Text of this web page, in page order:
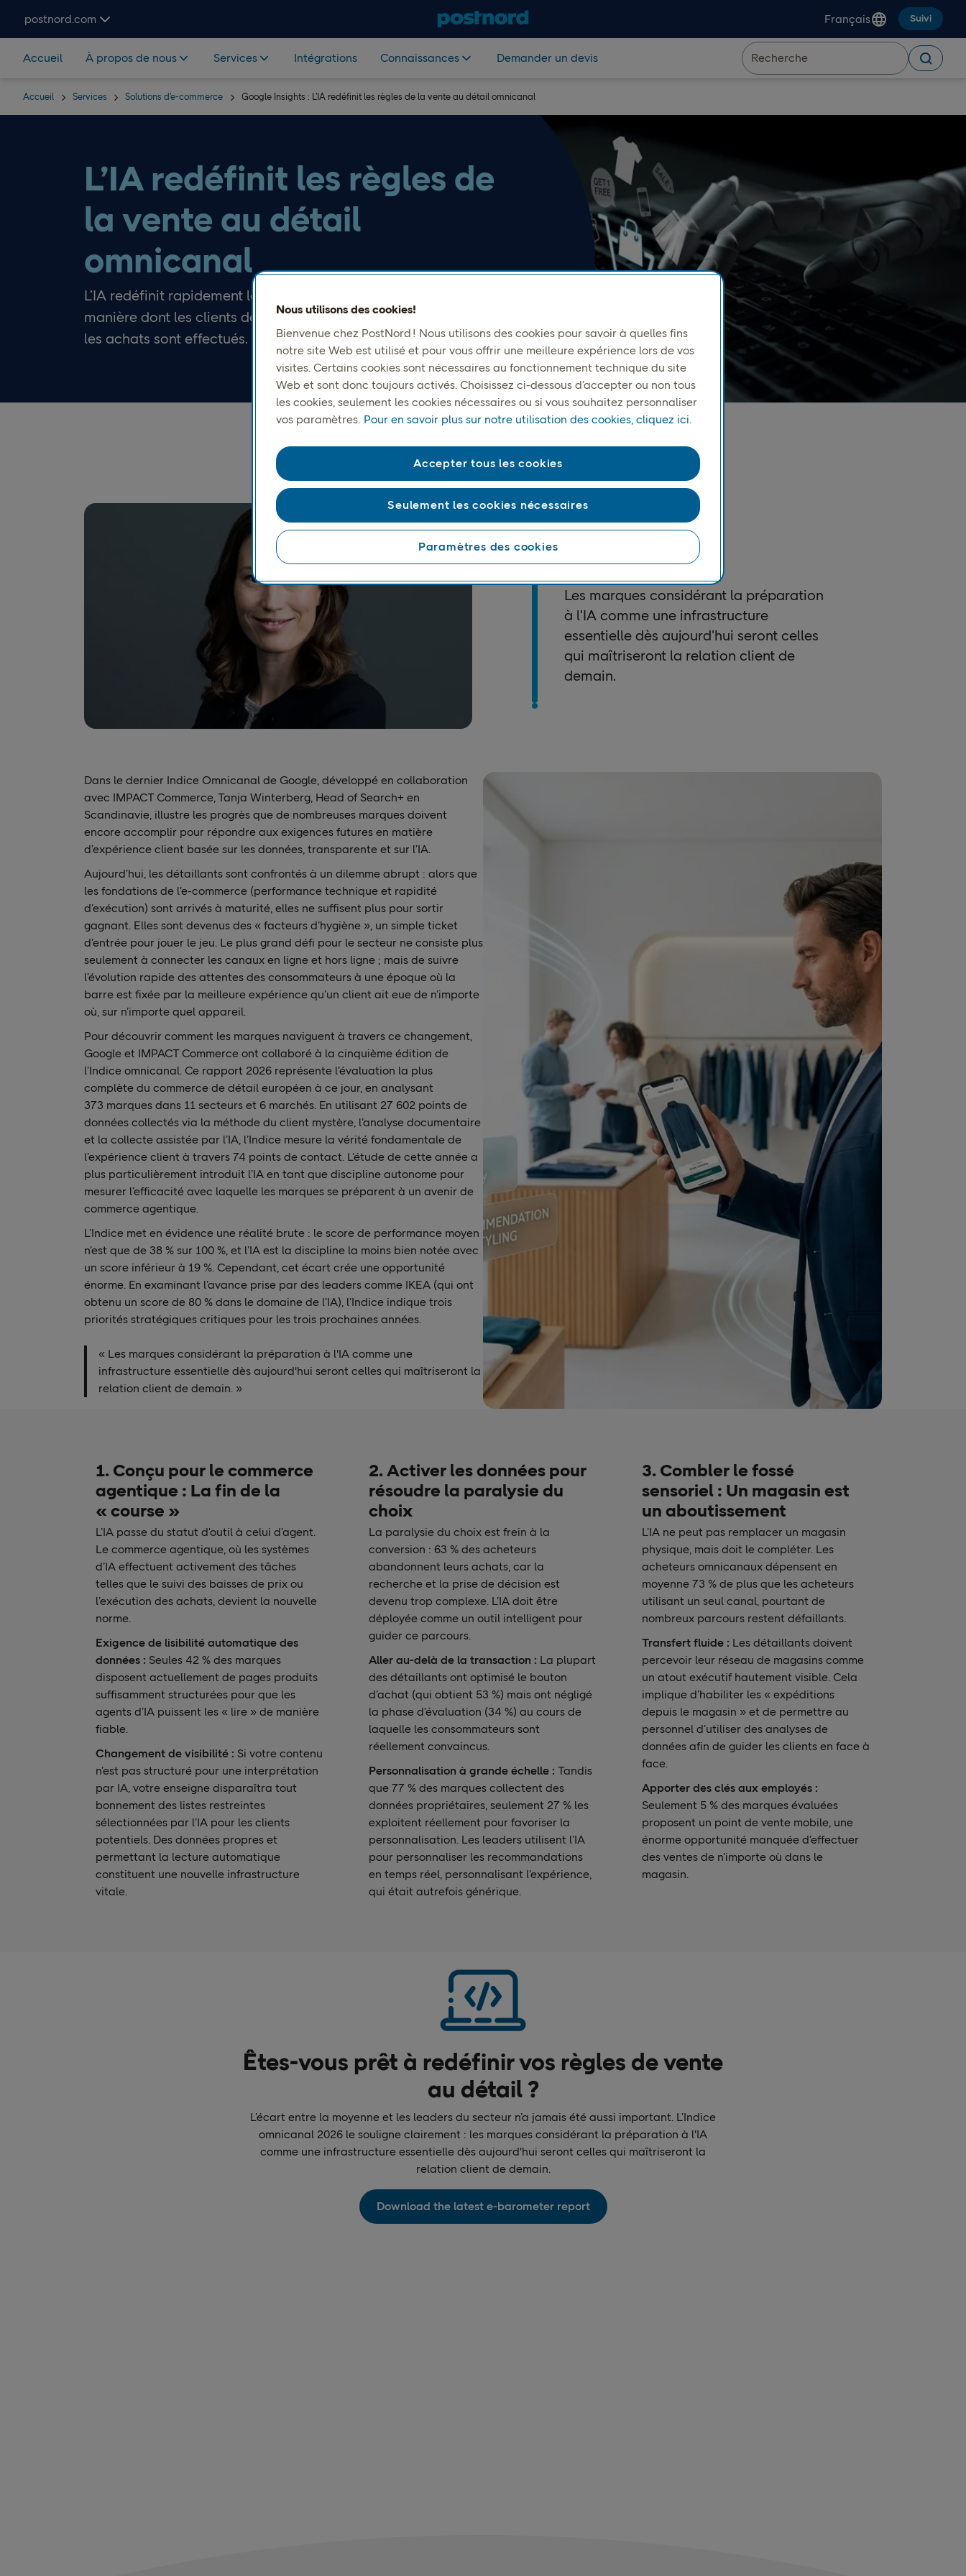
postnord.com
Français Suivi
Accueil À propos de nous Services Intégrations Connaissances Demander un devis
Accueil Services Solutions d’e-commerce Google Insights : L’IA redéfinit les règles de la vente au détail omnicanal
L’IA redéfinit les règles de
la vente au détail
omnicanal
L’IA redéfinit rapidement les règles de la vente au détail, de la
manière dont les clients découvrent les produits à la manière dont
les achats sont effectués.
Google Insights
Les marques considérant la préparation
à l'IA comme une infrastructure
essentielle dès aujourd'hui seront celles
qui maîtriseront la relation client de
demain.
Dans le dernier Indice Omnicanal de Google, développé en collaboration
avec IMPACT Commerce, Tanja Winterberg, Head of Search+ en
Scandinavie, illustre les progrès que de nombreuses marques doivent
encore accomplir pour répondre aux exigences futures en matière
d’expérience client basée sur les données, transparente et sur l’IA.
Aujourd’hui, les détaillants sont confrontés à un dilemme abrupt : alors que
les fondations de l’e-commerce (performance technique et rapidité
d’exécution) sont arrivés à maturité, elles ne suffisent plus pour sortir
gagnant. Elles sont devenus des « facteurs d’hygiène », un simple ticket
d’entrée pour jouer le jeu. Le plus grand défi pour le secteur ne consiste plus
seulement à connecter les canaux en ligne et hors ligne ; mais de suivre
l’évolution rapide des attentes des consommateurs à une époque où la
barre est fixée par la meilleure expérience qu’un client ait eue de n’importe
où, sur n’importe quel appareil.
Pour découvrir comment les marques naviguent à travers ce changement,
Google et IMPACT Commerce ont collaboré à la cinquième édition de
l’Indice omnicanal. Ce rapport 2026 représente l’évaluation la plus
complète du commerce de détail européen à ce jour, en analysant
373 marques dans 11 secteurs et 6 marchés. En utilisant 27 602 points de
données collectés via la méthode du client mystère, l’analyse documentaire
et la collecte assistée par l’IA, l’Indice mesure la vérité fondamentale de
l’expérience client à travers 74 points de contact. L’étude de cette année a
plus particulièrement introduit l’IA en tant que discipline autonome pour
mesurer l’efficacité avec laquelle les marques se préparent à un avenir de
commerce agentique.
L’Indice met en évidence une réalité brute : le score de performance moyen
n’est que de 38 % sur 100 %, et l’IA est la discipline la moins bien notée avec
un score inférieur à 19 %. Cependant, cet écart crée une opportunité
énorme. En examinant l’avance prise par des leaders comme IKEA (qui ont
obtenu un score de 80 % dans le domaine de l’IA), l’Indice indique trois
priorités stratégiques critiques pour les trois prochaines années.
« Les marques considérant la préparation à l'IA comme une
infrastructure essentielle dès aujourd'hui seront celles qui maîtriseront la
relation client de demain. »
1. Conçu pour le commerce
agentique : La fin de la
« course »
L’IA passe du statut d’outil à celui d’agent.
Le commerce agentique, où les systèmes
d’IA effectuent activement des tâches
telles que le suivi des baisses de prix ou
l’exécution des achats, devient la nouvelle
norme.
Exigence de lisibilité automatique des
données : Seules 42 % des marques
disposent actuellement de pages produits
suffisamment structurées pour que les
agents d’IA puissent les « lire » de manière
fiable.
Changement de visibilité : Si votre contenu
n’est pas structuré pour une interprétation
par IA, votre enseigne disparaîtra tout
bonnement des listes restreintes
sélectionnées par l’IA pour les clients
potentiels. Des données propres et
permettant la lecture automatique
constituent une nouvelle infrastructure
vitale.
2. Activer les données pour
résoudre la paralysie du
choix
La paralysie du choix est frein à la
conversion : 63 % des acheteurs
abandonnent leurs achats, car la
recherche et la prise de décision est
devenu trop complexe. L’IA doit être
déployée comme un outil intelligent pour
guider ce parcours.
Aller au-delà de la transaction : La plupart
des détaillants ont optimisé le bouton
d’achat (qui obtient 53 %) mais ont négligé
la phase d’évaluation (34 %) au cours de
laquelle les consommateurs sont
réellement convaincus.
Personnalisation à grande échelle : Tandis
que 77 % des marques collectent des
données propriétaires, seulement 27 % les
exploitent réellement pour favoriser la
personnalisation. Les leaders utilisent l’IA
pour personnaliser les recommandations
en temps réel, personnalisant l’expérience,
qui était autrefois générique.
3. Combler le fossé
sensoriel : Un magasin est
un aboutissement
L’IA ne peut pas remplacer un magasin
physique, mais doit le compléter. Les
acheteurs omnicanaux dépensent en
moyenne 73 % de plus que les acheteurs
utilisant un seul canal, pourtant de
nombreux parcours restent défaillants.
Transfert fluide : Les détaillants doivent
percevoir leur réseau de magasins comme
un atout exécutif hautement visible. Cela
implique d’habiliter les « expéditions
depuis le magasin » et de permettre au
personnel d’utiliser des analyses de
données afin de guider les clients en face à
face.
Apporter des clés aux employés :
Seulement 5 % des marques évaluées
proposent un point de vente mobile, une
énorme opportunité manquée d’effectuer
des ventes de n’importe où dans le
magasin.
Êtes-vous prêt à redéfinir vos règles de vente
au détail ?
L’écart entre la moyenne et les leaders du secteur n’a jamais été aussi important. L’Indice
omnicanal 2026 le souligne clairement : les marques considérant la préparation à l'IA
comme une infrastructure essentielle dès aujourd'hui seront celles qui maîtriseront la
relation client de demain.
Download the latest e-barometer report
Nous utilisons des cookies!
Bienvenue chez PostNord ! Nous utilisons des cookies pour savoir à quelles fins
notre site Web est utilisé et pour vous offrir une meilleure expérience lors de vos
visites. Certains cookies sont nécessaires au fonctionnement technique du site
Web et sont donc toujours activés. Choisissez ci-dessous d’accepter ou non tous
les cookies, seulement les cookies nécessaires ou si vous souhaitez personnaliser
vos paramètres. Pour en savoir plus sur notre utilisation des cookies, cliquez ici.
Paramètres des cookies
Seulement les cookies nécessaires
Accepter tous les cookies